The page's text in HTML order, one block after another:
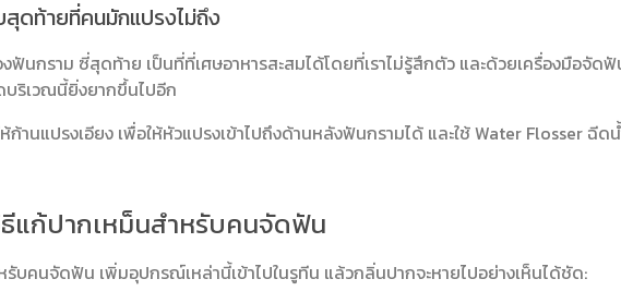
ดท้ายที่คนมักแปรงไม่ถึง
นกราม ซี่สุดท้าย เป็นที่ที่เศษอาหารสะสมได้โดยที่เราไม่รู้สึกตัว และด้วยเครื่องมือจัด
บริเวณนี้ยิ่งยากขึ้นไปอีก
านแปรงเอียง เพื่อให้หัวแปรงเข้าไปถึงด้านหลังฟันกรามได้ และใช้ Water Flosser ฉีด
ก้ปากเหม็นสำหรับคนจัดฟัน
บคนจัดฟัน เพิ่มอุปกรณ์เหล่านี้เข้าไปในรูทีน แล้วกลิ่นปากจะหายไปอย่างเห็นได้ชัด: